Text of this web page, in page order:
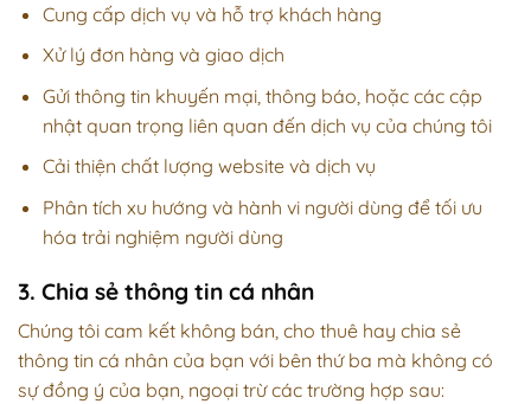
Cung cấp dịch vụ và hỗ trợ khách hàng
Xử lý đơn hàng và giao dịch
Gửi thông tin khuyến mại, thông báo, hoặc các cập
nhật quan trọng liên quan đến dịch vụ của chúng tôi
Cải thiện chất lượng website và dịch vụ
Phân tích xu hướng và hành vi người dùng để tối ưu
hóa trải nghiệm người dùng
3. Chia sẻ thông tin cá nhân
Chúng tôi cam kết không bán, cho thuê hay chia sẻ
thông tin cá nhân của bạn với bên thứ ba mà không có
sự đồng ý của bạn, ngoại trừ các trường hợp sau: